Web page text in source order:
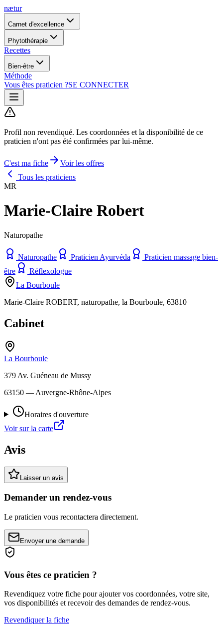
nætur
Carnet d'excellence
Phytothérapie
Recettes
Bien-être
Méthode
Vous êtes praticien ?SE CONNECTER
Profil non revendiqué. Les coordonnées et la disponibilité de ce
praticien n'ont pas été confirmées par lui-même.
C'est ma fiche
Voir les offres
Tous les praticiens
MR
Marie-Claire Robert
Naturopathe
Naturopathe Praticien Ayurvéda
Praticien massage bien-
être
Réflexologue
La Bourboule
Marie-Claire ROBERT, naturopathe, la Bourboule, 63810
Cabinet
La Bourboule
379 Av. Guéneau de Mussy
63150 — Auvergne-Rhône-Alpes
Horaires d'ouverture
Voir sur la carte
Avis
Laisser un avis
Demander un rendez-vous
Le praticien vous recontactera directement.
Envoyer une demande
Vous êtes ce praticien ?
Revendiquez votre fiche pour ajouter vos coordonnées, votre site,
vos disponibilités et recevoir des demandes de rendez-vous.
Revendiquer la fiche